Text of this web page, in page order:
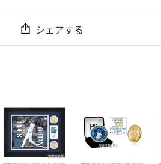
シェアする